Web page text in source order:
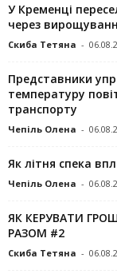
У Кременці
через
Скиба Тетяна -
Представники
температуру
транспорту
Чепіль Олена -
Як літня спека
Чепіль Олена -
ЯК КЕРУВАТИ
РАЗОМ #2
Скиба Тетяна -